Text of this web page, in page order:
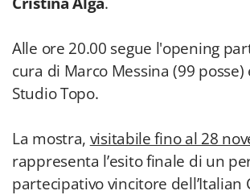
Alle ore 20.00 segue l'opening
cura di Marco Messina (99 posse)
Studio Topo.
La mostra, visitabile fino al 28
rappresenta l’esito finale di un
partecipativo vincitore dell’Italian